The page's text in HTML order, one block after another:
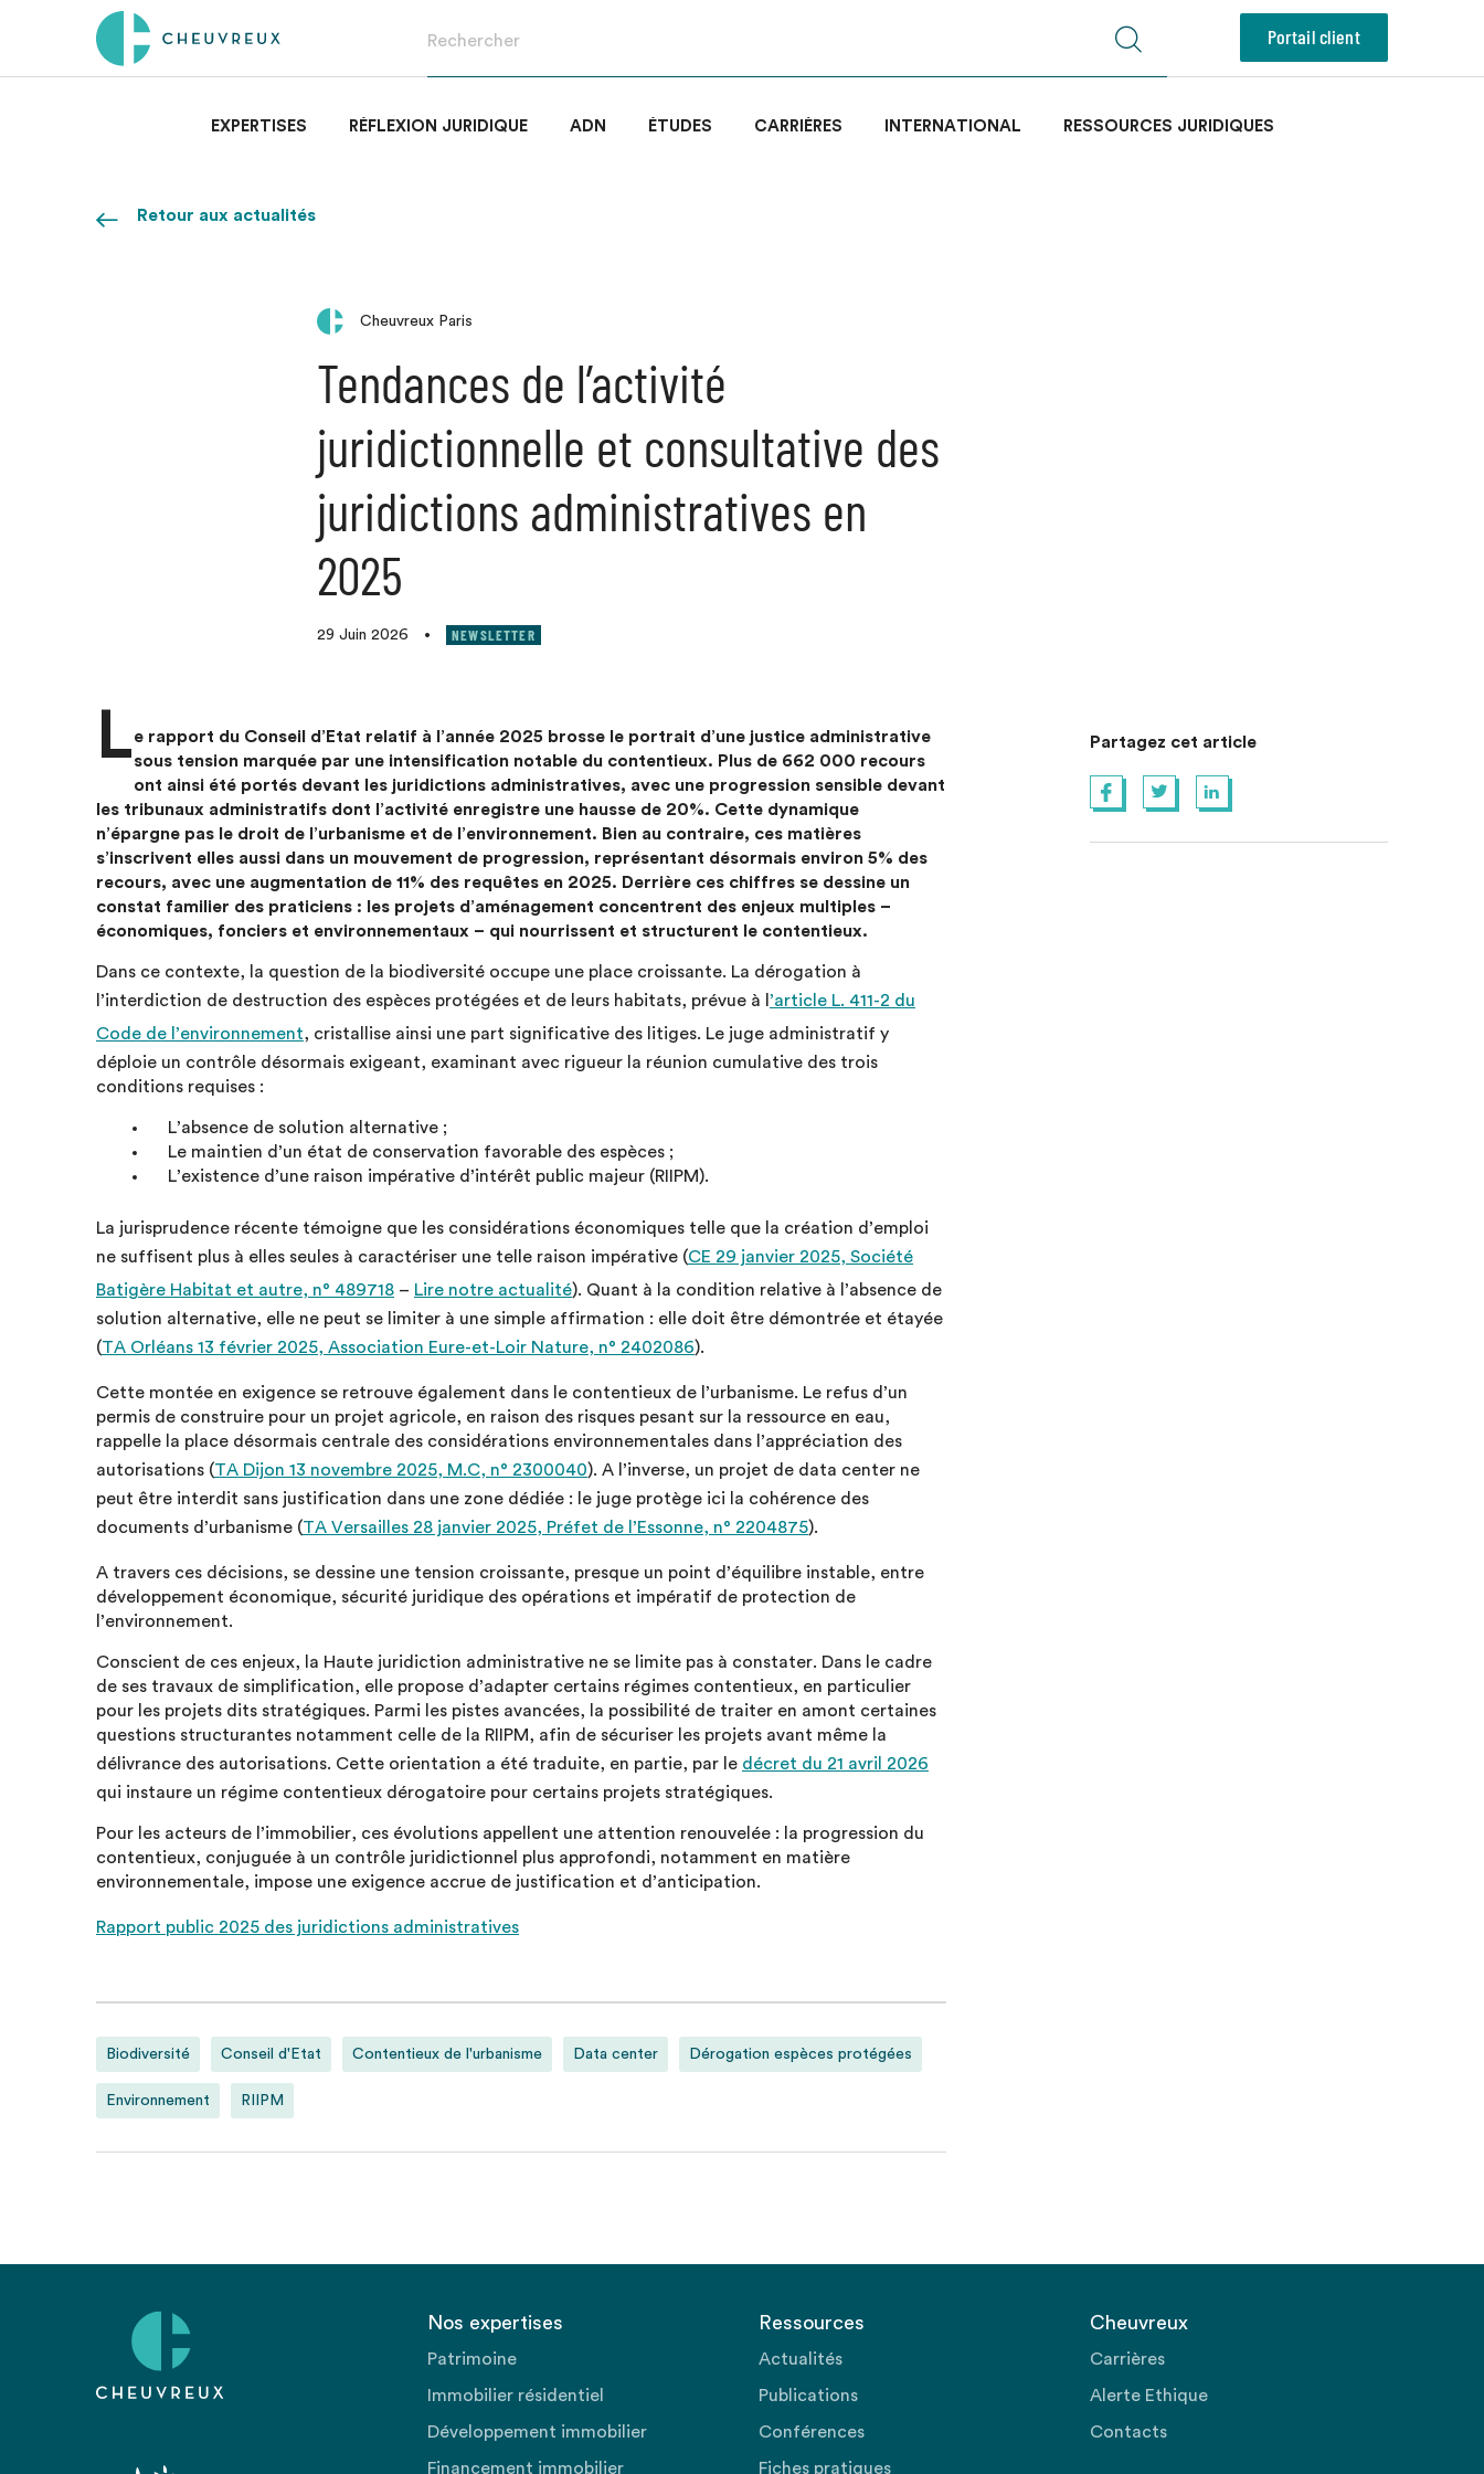
Portail client
EXPERTISES RÉFLEXION JURIDIQUE ADN ÉTUDES CARRIÈRES INTERNATIONAL RESSOURCES JURIDIQUES
Retour aux actualités
Cheuvreux Paris
Tendances de l’activité
juridictionnelle et consultative des
juridictions administratives en
2025
29 Juin 2026 • NEWSLETTER
Le rapport du Conseil d’Etat relatif à l’année 2025 brosse le portrait d’une justice administrative
sous tension marquée par une intensification notable du contentieux. Plus de 662 000 recours
ont ainsi été portés devant les juridictions administratives, avec une progression sensible devant
les tribunaux administratifs dont l’activité enregistre une hausse de 20%. Cette dynamique
n’épargne pas le droit de l’urbanisme et de l’environnement. Bien au contraire, ces matières
s’inscrivent elles aussi dans un mouvement de progression, représentant désormais environ 5% des
recours, avec une augmentation de 11% des requêtes en 2025. Derrière ces chiffres se dessine un
constat familier des praticiens : les projets d’aménagement concentrent des enjeux multiples –
économiques, fonciers et environnementaux – qui nourrissent et structurent le contentieux.
Dans ce contexte, la question de la biodiversité occupe une place croissante. La dérogation à
l’interdiction de destruction des espèces protégées et de leurs habitats, prévue à l ’article L. 411-2 du
Code de l’environnement, cristallise ainsi une part significative des litiges. Le juge administratif y
déploie un contrôle désormais exigeant, examinant avec rigueur la réunion cumulative des trois
conditions requises :
L’absence de solution alternative ;
Le maintien d’un état de conservation favorable des espèces ;
L’existence d’une raison impérative d’intérêt public majeur (RIIPM).
La jurisprudence récente témoigne que les considérations économiques telle que la création d’emploi
ne suffisent plus à elles seules à caractériser une telle raison impérative (CE 29 janvier 2025, Société
Batigère Habitat et autre, n° 489718 – Lire notre actualité). Quant à la condition relative à l’absence de
solution alternative, elle ne peut se limiter à une simple affirmation : elle doit être démontrée et étayée
(TA Orléans 13 février 2025, Association Eure-et-Loir Nature, n° 2402086).
Cette montée en exigence se retrouve également dans le contentieux de l’urbanisme. Le refus d’un
permis de construire pour un projet agricole, en raison des risques pesant sur la ressource en eau,
rappelle la place désormais centrale des considérations environnementales dans l’appréciation des
autorisations (TA Dijon 13 novembre 2025, M.C, n° 2300040). A l’inverse, un projet de data center ne
peut être interdit sans justification dans une zone dédiée : le juge protège ici la cohérence des
documents d’urbanisme (TA Versailles 28 janvier 2025, Préfet de l’Essonne, n° 2204875).
A travers ces décisions, se dessine une tension croissante, presque un point d’équilibre instable, entre
développement économique, sécurité juridique des opérations et impératif de protection de
l’environnement.
Conscient de ces enjeux, la Haute juridiction administrative ne se limite pas à constater. Dans le cadre
de ses travaux de simplification, elle propose d’adapter certains régimes contentieux, en particulier
pour les projets dits stratégiques. Parmi les pistes avancées, la possibilité de traiter en amont certaines
questions structurantes notamment celle de la RIIPM, afin de sécuriser les projets avant même la
délivrance des autorisations. Cette orientation a été traduite, en partie, par le décret du 21 avril 2026
qui instaure un régime contentieux dérogatoire pour certains projets stratégiques.
Pour les acteurs de l’immobilier, ces évolutions appellent une attention renouvelée : la progression du
contentieux, conjuguée à un contrôle juridictionnel plus approfondi, notamment en matière
environnementale, impose une exigence accrue de justification et d’anticipation.
Rapport public 2025 des juridictions administratives
Biodiversité Conseil d'Etat Contentieux de l'urbanisme Data center Dérogation espèces protégées
Environnement RIIPM
Partagez cet article
Nos expertises
Patrimoine
Immobilier résidentiel
Développement immobilier
Financement immobilier
Ressources
Actualités
Publications
Conférences
Fiches pratiques
Cheuvreux
Carrières
Alerte Ethique
Contacts